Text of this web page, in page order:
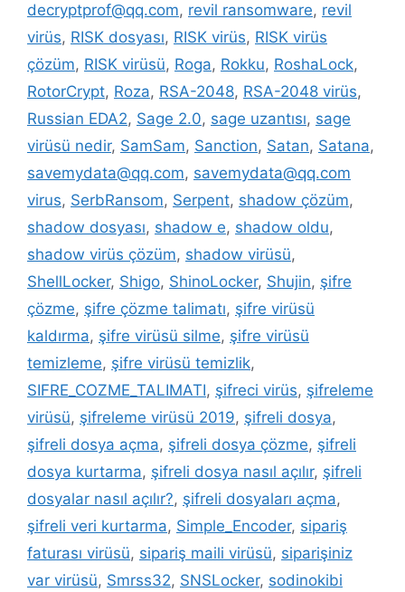
decryptprof@qq.com, revil ransomware, revil
virüs, RISK dosyası, RISK virüs, RISK virüs
çözüm, RISK virüsü, Roga, Rokku, RoshaLock,
RotorCrypt, Roza, RSA-2048, RSA-2048 virüs,
Russian EDA2, Sage 2.0, sage uzantısı, sage
virüsü nedir, SamSam, Sanction, Satan, Satana,
savemydata@qq.com, savemydata@qq.com
virus, SerbRansom, Serpent, shadow çözüm,
shadow dosyası, shadow e, shadow oldu,
shadow virüs çözüm, shadow virüsü,
ShellLocker, Shigo, ShinoLocker, Shujin, şifre
çözme, şifre çözme talimatı, şifre virüsü
kaldırma, şifre virüsü silme, şifre virüsü
temizleme, şifre virüsü temizlik,
SIFRE_COZME_TALIMATI, şifreci virüs, şifreleme
virüsü, şifreleme virüsü 2019, şifreli dosya,
şifreli dosya açma, şifreli dosya çözme, şifreli
dosya kurtarma, şifreli dosya nasıl açılır, şifreli
dosyalar nasıl açılır?, şifreli dosyaları açma,
şifreli veri kurtarma, Simple_Encoder, sipariş
faturası virüsü, sipariş maili virüsü, siparişiniz
var virüsü, Smrss32, SNSLocker, sodinokibi